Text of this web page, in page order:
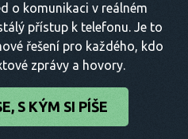
o komunikaci v reálném
přístup k telefonu. Je to
řešení pro každého, kdo
zprávy a hovory.
S KÝM SI PÍŠE